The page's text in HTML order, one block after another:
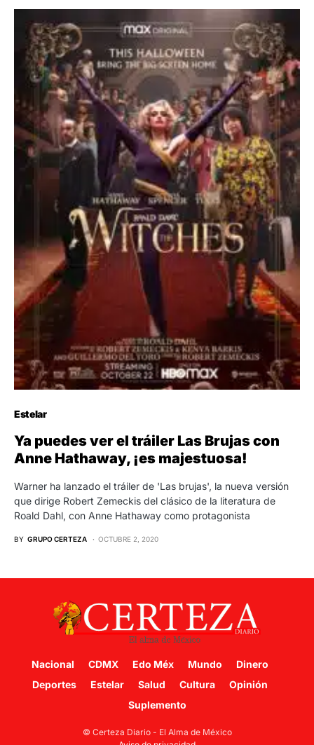
Estelar
Ya puedes ver el tráiler Las Brujas con
Anne Hathaway, ¡es majestuosa!
Warner ha lanzado el tráiler de 'Las brujas', la nueva versión
que dirige Robert Zemeckis del clásico de la literatura de
Roald Dahl, con Anne Hathaway como protagonista
BY GRUPO CERTEZA OCTUBRE 2, 2020
Nacional CDMX Edo Méx Mundo
Dinero
Deportes
Estelar Salud Cultura
Opinión
Suplemento
© Certeza Diario - El Alma de México